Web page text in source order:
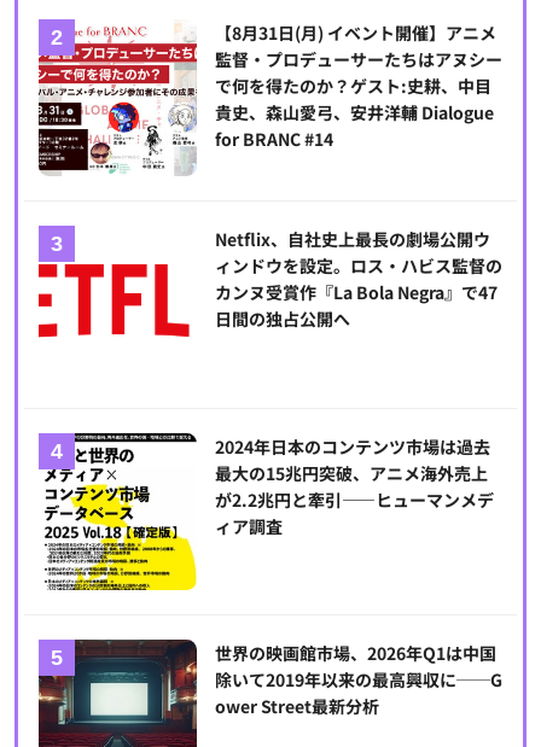
【8月31日(月) イベント開催】アニメ
監督・プロデューサーたちはアヌシー
で何を得たのか？ゲスト:史耕、中目
貴史、森山愛弓、安井洋輔 Dialogue
for BRANC #14
Netflix、自社史上最長の劇場公開ウ
ィンドウを設定。ロス・ハビス監督の
カンヌ受賞作『La Bola Negra』で47
日間の独占公開へ
2024年日本のコンテンツ市場は過去
最大の15兆円突破、アニメ海外売上
が2.2兆円と牽引――ヒューマンメデ
ィア調査
世界の映画館市場、2026年Q1は中国
除いて2019年以来の最高興収に──G
ower Street最新分析